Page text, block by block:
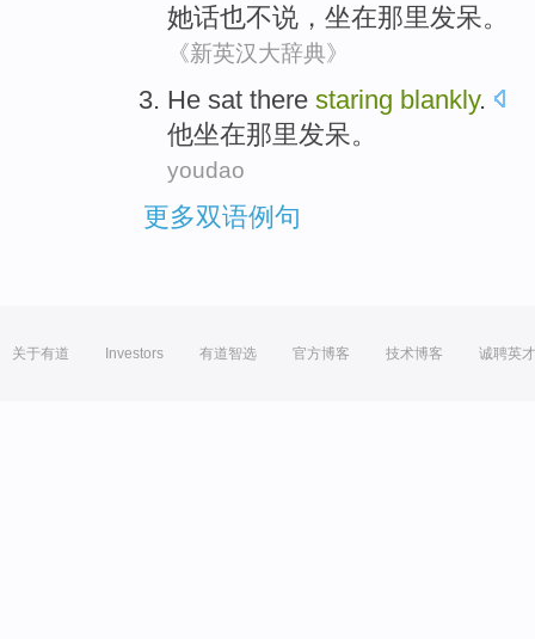
她话也不说 ， 坐在那里发呆。
《新英汉大辞典》
He sat there staring blankly.
他坐在那里发呆。
youdao
更多双语例句
关于有道 Investors 有道智选 官方博客 技术博客 诚聘英才